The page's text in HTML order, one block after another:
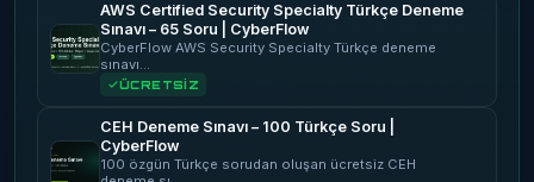
AWS Certified Security Specialty Türkçe Deneme
Sınavı – 65 Soru | CyberFlow
CyberFlow AWS Security Specialty Türkçe deneme
sınavı…
ÜCRETSİZ
CEH Deneme Sınavı – 100 Türkçe Soru |
CyberFlow
100 özgün Türkçe sorudan oluşan ücretsiz CEH